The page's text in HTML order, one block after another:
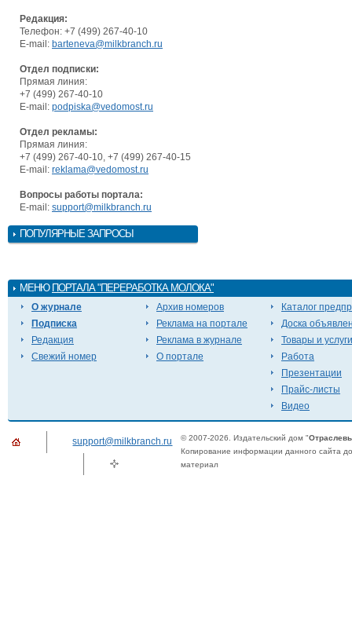
Редакция:
Телефон: +7 (499) 267-40-10
E-mail: barteneva@milkbranch.ru
Отдел подписки:
Прямая линия:
+7 (499) 267-40-10
E-mail: podpiska@vedomost.ru
Отдел рекламы:
Прямая линия:
+7 (499) 267-40-10, +7 (499) 267-40-15
E-mail: reklama@vedomost.ru
Вопросы работы портала:
E-mail: support@milkbranch.ru
ПОПУЛЯРНЫЕ ЗАПРОСЫ
МЕНЮ ПОРТАЛА "ПЕРЕРАБОТКА МОЛОКА"
О журнале
Подписка
Редакция
Свежий номер
Архив номеров
Реклама на портале
Реклама в журнале
О портале
Каталог
Доска
Товары и услуги
Работа
Презентации
Прайс-листы
Видео
support@milkbranch.ru © 2007-2026. Издательский дом "
Копирование информации данного сайта
материал